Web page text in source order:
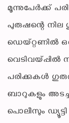
മൂന്നുപേര്‍ക്ക്
പുരുഷന്റെ
ഡെയ്റ്റണില്‍
വെടിവയ്പ്പില്‍
പരിക്കുകള്‍
ബാറുകളും
പൊലീസും